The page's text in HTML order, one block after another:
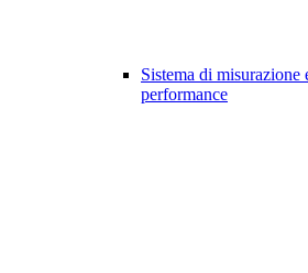
Sistema di misurazione
performance